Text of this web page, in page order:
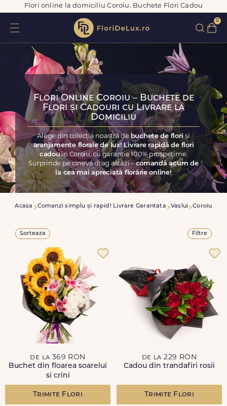
Flori online la domiciliu Coroiu. Buchete Flori Cadou
0
Flori Online Coroiu – Buchete de
Flori și Cadouri cu Livrare la
Domiciliu
Alege din colecția noastră de buchete de floriși
aranjamente florale de lux! Livrare rapidă de flori
cadouîn Coroiu, cu garanție 100% prospețime.
Surprinde pe cineva drag astăzi –comandă acum de
la cea mai apreciată florărie online!
Acasa Comanzi simplu și rapid! Livrare Garantata Vaslui Coroiu
Sorteaza Filtre
de la 369 RON
Buchet din floarea soarelui
si crini
Trimite Flori
de la 229 RON
Cadou din trandafiri rosii
Trimite Flori